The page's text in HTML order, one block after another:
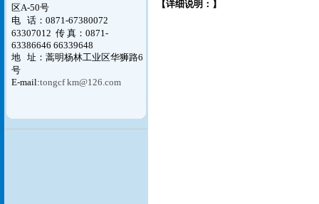
区A-50号
电 话：0871-67380072
63307012 传 真：0871-
63386646 66339648
地 址：蒿明杨林工业区华狮路6
号
E-mail:tongcf km@126.com
【详细说明：】